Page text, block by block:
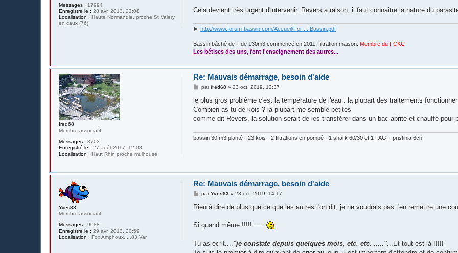
Messages : 17994
Enregistré le : 28 avr. 2013, 22:08
Localisation : Haute Normandie, proche St Valéry
en caux (76)
Cela devient très urgent d'intervenir. Revers a raison, il faut connaitre la nature du
► http://www.forum-bassin.com/Accueil/For ... Bassin.pdf
Bassin bâché de + de 130m3 commencé en 2011, filtration maison. Membre du FCKC
Les bétises des uns, font l'enseignement des autres...
fred68
Membre associatif
Messages : 3703
Enregistré le : 27 août 2017, 12:08
Localisation : Haut Rhin proche mulhouse
Re: Mauvais démarrage, besoin d'aide
M
s
s
a
g
parfred68 »23 oct. 2019, 12:37
le plus gros problème c'est la température de l'eau : la plupart des traitements
Combien as tu de kois ? la plupart me semble petites
comme dit Revers, la solution serait de les transférer dans un bac abrité et chauffé pour
bassin 30 m3 planté - 23 kois - 2 filtrations en pompé - 1 shark 60/30 et 1 FAG + pristinia 6ch
Yves83
Membre associatif
Messages : 9088
Enregistré le : 29 avr. 2013, 20:59
Localisation : Fox Amphoux.....83 Var
Re: Mauvais démarrage, besoin d'aide
M
s
g
parYves83 »23 oct. 2019, 14:17
Rien à dire de plus que ce que les autres t'on dit, je ne voudrais pas t'en remettre une
Si quand même.!!!!!......
Tu as écrit.... "je constate depuis quelques mois, etc. etc. ....."...Et tout est là !!!!!